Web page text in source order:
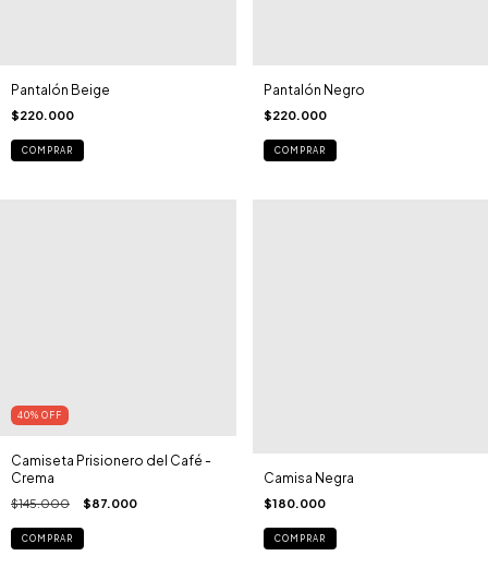
Pantalón Beige
$220.000
COMPRAR
Pantalón Negro
$220.000
COMPRAR
40% OFF
Camiseta Prisionero del Café -
Crema
$145.000 $87.000
COMPRAR
Camisa Negra
$180.000
COMPRAR